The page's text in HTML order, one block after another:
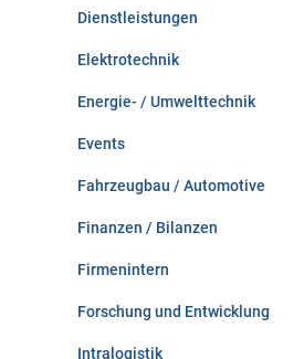
Dienstleistungen
Elektrotechnik
Energie- / Umwelttechnik
Events
Fahrzeugbau / Automotive
Finanzen / Bilanzen
Firmenintern
Forschung und Entwicklung
Intralogistik